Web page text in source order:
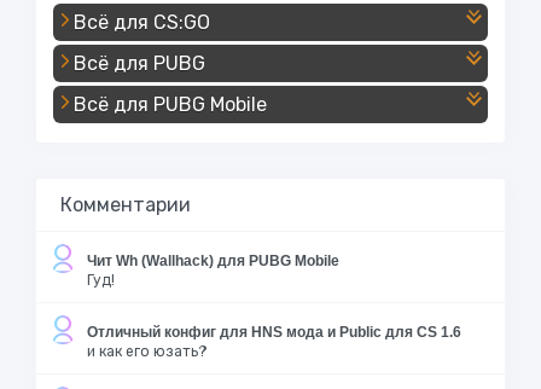
Всё для CS:GO
Всё для PUBG
Всё для PUBG Mobile
Комментарии
Чит Wh (Wallhack) для PUBG Mobile
Гуд!
Отличный конфиг для HNS мода и Public для CS 1.6
и как его юзать?